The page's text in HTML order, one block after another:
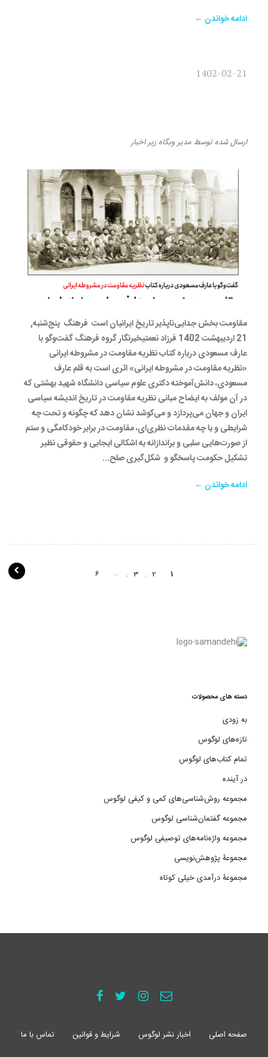
ادامه خواندن ←
1402-02-21
ارسال شدهتوسط مدیر وبگاه زیراخبار
مقاومت بخش جدایی‌ناپذیر تاریخ ایرانیان است فرهنگ پنج‌شنبه,
21 ارديبهشت 1402 فرزاد نعمتیخبرنگار گروه فرهنگ گفت‌وگو با
عارف مسعودی درباره کتاب نظریه مقاومت در مشروطه ایرانی
«نظریه مقاومت در مشروطه ایرانی» اثری است به قلم عارف
مسعودی، دانش‌آموخته دکتری علوم سیاسی دانشگاه شهید بهشتی که
در آن مولف به ایضاح مبانی نظریه مقاومت در تاریخ اندیشه سیاسی
ایران و جهان می‌پردازد و می‌کوشد نشان دهد که چگونه و تحت چه
شرایطی و با چه مقدمات نظری‌ای، مقاومت در برابر خودکامگی و ستم
از صورت‌هایی سلبی و براندازانه به اشکالی ایجابی و حقوقی نظیر
تشکیل حکومت پاسخگو و شکل‌گیری صلح...
ادامه خواندن ←
پ
1
2
3
…
6
دسته های محصولات
به زودی
تازه‌های لوگوس
تمام کتاب‌های لوگوس
در آینده
مجموعه روش‌شناسی‌های کمی و کیفی لوگوس
مجموعه گفتمان‌شناسی لوگوس
مجموعه واژه‌نامه‌های توصیفی لوگوس
مجموعۀ پژوهش‌نویسی
مجموعۀ درآمدی خیلی کوتاه
صفحه اصلی اخبار نشر لوگوس شرایط و قوانین تماس با ما